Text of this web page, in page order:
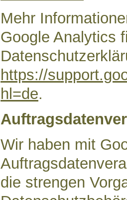
Mehr
Google Analytics
https://
hl=de.
Wir haben mit
die strengen